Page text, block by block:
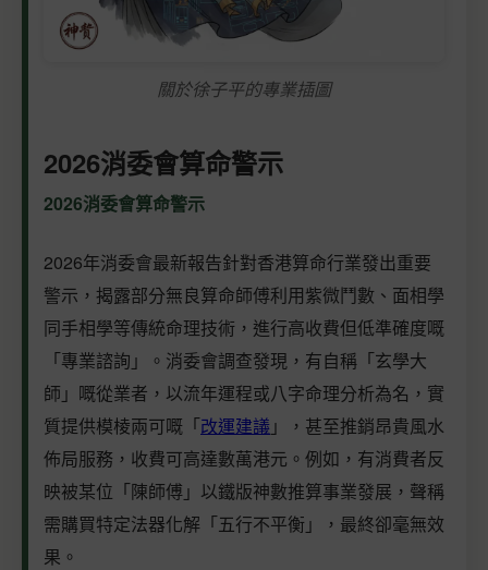
關於徐子平的專業插圖
2026消委會算命警示
2026消委會算命警示
2026年消委會最新報告針對香港算命行業發出重要
警示，揭露部分無良算命師傅利用紫微鬥數、面相學
同手相學等傳統命理技術，進行高收費但低準確度嘅
「專業諮詢」。消委會調查發現，有自稱「玄學大
師」嘅從業者，以流年運程或八字命理分析為名，實
質提供模棱兩可嘅「改運建議 」，甚至推銷昂貴風水
佈局服務，收費可高達數萬港元。例如，有消費者反
映被某位「陳師傅」以鐵版神數推算事業發展，聲稱
需購買特定法器化解「五行不平衡」，最終卻毫無效
果。